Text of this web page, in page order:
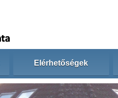
Elérhetőségek